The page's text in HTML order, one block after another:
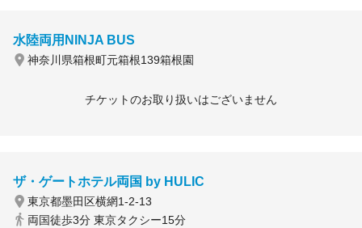
水陸両用NINJA BUS
神奈川県箱根町元箱根139箱根園
チケットのお取り扱いはございません
ザ・ゲートホテル両国 by HULIC
東京都墨田区横網1-2-13
両国徒歩3分 東京タクシー15分